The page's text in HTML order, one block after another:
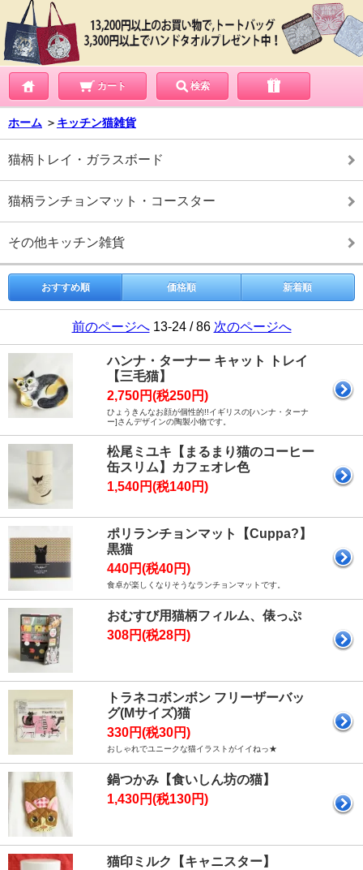
カート 検索
ホーム ＞ キッチン猫雑貨
猫柄トレイ・ガラスボード
猫柄ランチョンマット・コースター
その他キッチン雑貨
おすすめ順 価格順 新着順
前のページへ13-24 / 86 次のページへ
ハンナ・ターナー キャット トレイ
【三毛猫】
2,750円(税250円)
ひょうきんなお顔が個性的!!イギリスの[ハンナ・ターナ
ー]さんデザインの陶製小物です。
松尾ミユキ【まるまり猫のコーヒー
缶スリム】カフェオレ色
1,540円(税140円)
ポリランチョンマット【Cuppa?】
黒猫
440円(税40円)
食卓が楽しくなりそうなランチョンマットです。
おむすび用猫柄フィルム、俵っぷ
308円(税28円)
トラネコボンボン フリーザーバッ
グ(Mサイズ)猫
330円(税30円)
おしゃれでユニークな猫イラストがイイねっ★
鍋つかみ【食いしん坊の猫】
1,430円(税130円)
猫印ミルク【キャニスター】